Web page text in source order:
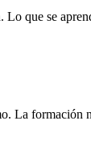
que se
La formación